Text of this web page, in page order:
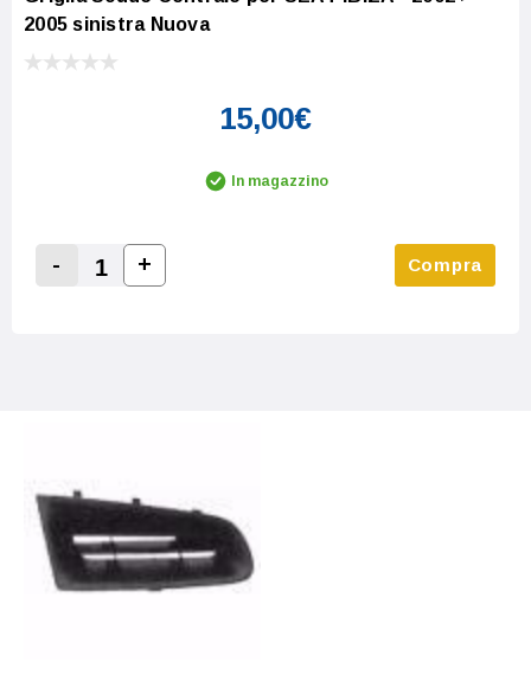
2005 sinistra Nuova
15,00€
In magazzino
Decrease Quantity:
-
Increase Quantity:
+ Compra